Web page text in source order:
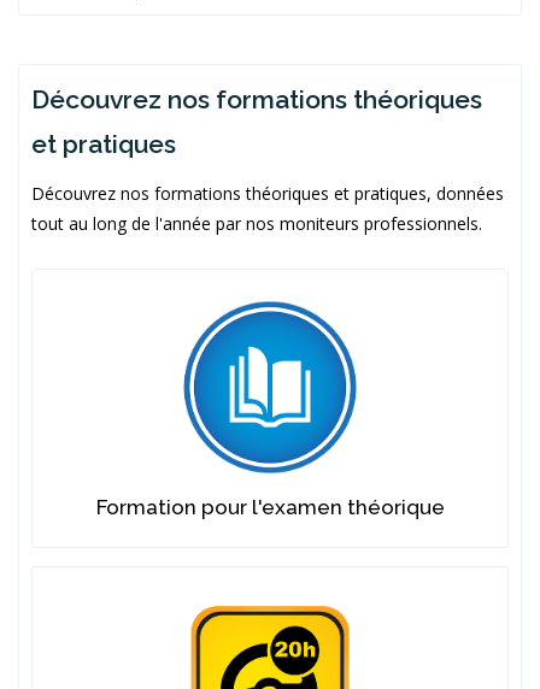
Découvrez nos formations théoriques
et pratiques
Découvrez nos formations théoriques et pratiques, données
tout au long de l'année par nos moniteurs professionnels.
Formation pour l'examen théorique